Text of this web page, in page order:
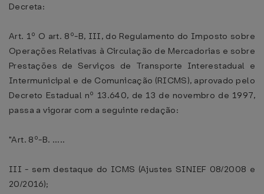
Decreta:
Art. 1º O art. 8º-B, III, do Regulamento do Imposto sobre
Operações Relativas à Circulação de Mercadorias e sobre
Prestações de Serviços de Transporte Interestadual e
Intermunicipal e de Comunicação (RICMS), aprovado pelo
Decreto Estadual nº 13.640, de 13 de novembro de 1997,
passa a vigorar com a seguinte redação:
"Art. 8º-B. .....
III - sem destaque do ICMS (Ajustes SINIEF 08/2008 e
20/2016);